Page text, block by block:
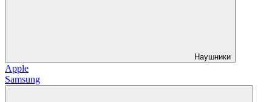
Наушники
Apple
Samsung